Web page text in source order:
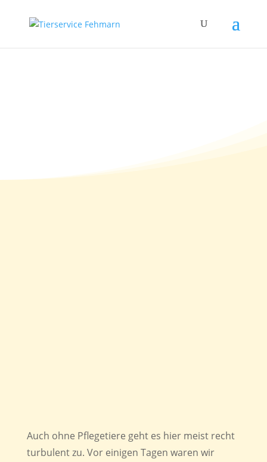
Auch ohne Pflegetiere geht es hier meist recht
turbulent zu. Vor einigen Tagen waren wir